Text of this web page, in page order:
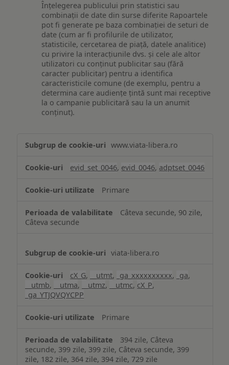
Înțelegerea publicului prin statistici sau
combinații de date din surse diferite Rapoartele
pot fi generate pe baza combinației de seturi de
date (cum ar fi profilurile de utilizator,
statisticile, cercetarea de piață, datele analitice)
cu privire la interacțiunile dvs. și cele ale altor
utilizatori cu conținut publicitar sau (fără
caracter publicitar) pentru a identifica
caracteristicile comune (de exemplu, pentru a
determina care audiențe țintă sunt mai receptive
la o campanie publicitară sau la un anumit
conținut).
www.viata-libera.ro
evid_set_0046, evid_0046, adptset_0046
Primare
Câteva secunde, 90 zile,
Câteva secunde
viata-libera.ro
cX_G, __utmt, _ga_xxxxxxxxxx, _ga,
__utmb, __utma, __utmz, __utmc, cX_P,
_ga_YTJQVQYCPP
Primare
394 zile, Câteva
secunde, 399 zile, 399 zile, Câteva secunde, 399
zile, 182 zile, 364 zile, 394 zile, 729 zile